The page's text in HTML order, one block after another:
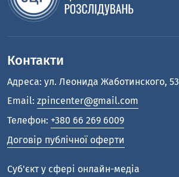
Контакти
Адреса: ул. Леонида Жаботинского, 53
Email: zpincenter@gmail.com
Телефон: +380 66 269 6009
Договір публічної оферти
Cуб'єкт у сфері онлайн-медіа